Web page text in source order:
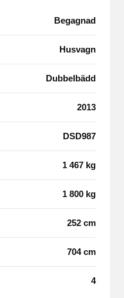
Begagnad
Husvagn
Dubbelbädd
2013
DSD987
1 467 kg
1 800 kg
252 cm
704 cm
4